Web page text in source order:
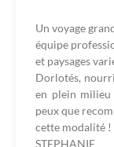
Un voyage
équipe
et paysages
Dorlotés,
en plein milieu
peux que
cette modalité !
STEPHANIE